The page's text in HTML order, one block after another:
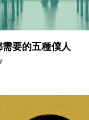
要的五種僕人